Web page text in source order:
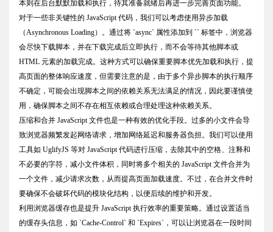
本则在后台默默加载和执行，待其准备就绪后再进一步完善页面功能。
对于一些非关键性的 JavaScript 代码，我们可以考虑使用异步加载
（Asynchronous Loading）。通过将 `async` 属性添加到 `` 标签中，浏览器
会尽快下载脚本，并在下载完成后立即执行，而不会等待其他脚本或
HTML 元素的加载完成。这种方式可以确保重要脚本优先加载和执行，提
高页面的整体响应速度，但需要注意的是，由于多个异步脚本的执行顺序
不确定，可能会出现脚本之间的依赖关系无法满足的情况，因此要谨慎使
用，确保脚本之间不存在相互依赖或合理处理这种依赖关系。
压缩和合并 JavaScript 文件也是一种有效的优化手段。过多的小文件会导
致浏览器频繁发起网络请求，增加网络延迟和服务器负担。我们可以使用
工具如 UglifyJS 等对 JavaScript 代码进行压缩，去除其中的空格、注释和
不必要的字符，减小文件体积，同时将多个相关的 JavaScript 文件合并为
一个文件，减少请求次数，从而提高页面加载速度。不过，在合并文件时
要确保不会破坏代码的模块化结构，以便后续的维护和开发。
利用浏览器缓存也是提升 JavaScript 执行效率的重要策略。通过设置适当
的缓存头信息，如 `Cache-Control` 和 `Expires`，可以让浏览器在一段时间